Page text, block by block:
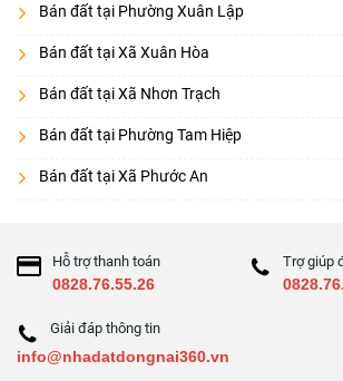
Bán đất tại Phường Xuân Lập
Bán đất tại Xã Xuân Hòa
Bán đất tại Xã Nhơn Trạch
Bán đất tại Phường Tam Hiệp
Bán đất tại Xã Phước An
Hỗ trợ thanh toán
0828.76.55.26
Trợ giúp
Giải đáp thông tin
info@nhadatdongnai360.vn